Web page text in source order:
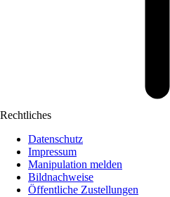
Rechtliches
Datenschutz
Impressum
Manipulation melden
Bildnachweise
Öffentliche Zustellungen